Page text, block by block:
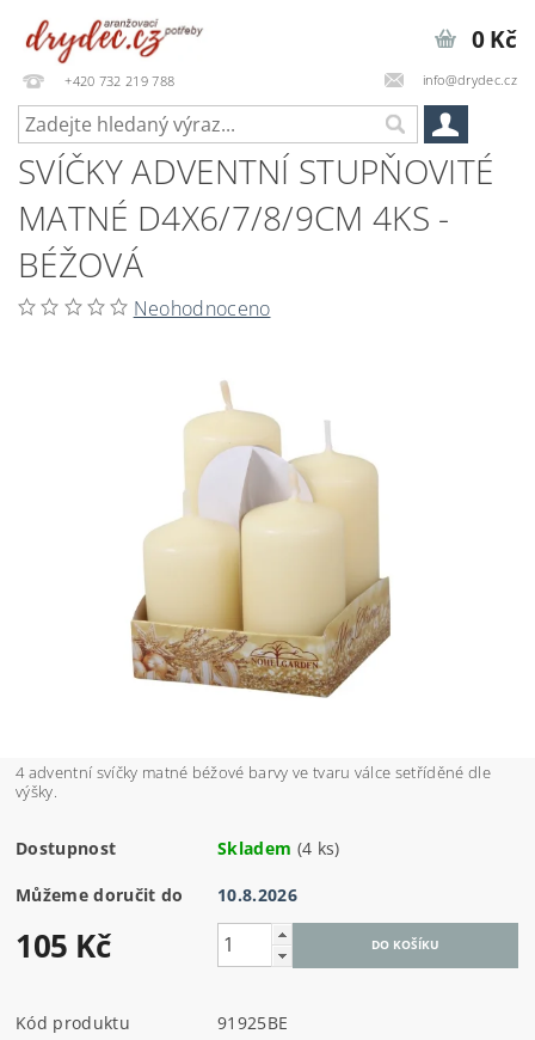
+420 732 219 788 info@drydec.cz
0 Kč
SVÍČKY ADVENTNÍ STUPŇOVITÉ
MATNÉ D4X6/7/8/9CM 4KS -
BÉŽOVÁ
Neohodnoceno
4 adventní svíčky matné béžové barvy ve tvaru válce setříděné dle
výšky.
Dostupnost Skladem (4 ks)
Můžeme doručit do 10.8.2026
105 Kč
Kód produktu
91925BE